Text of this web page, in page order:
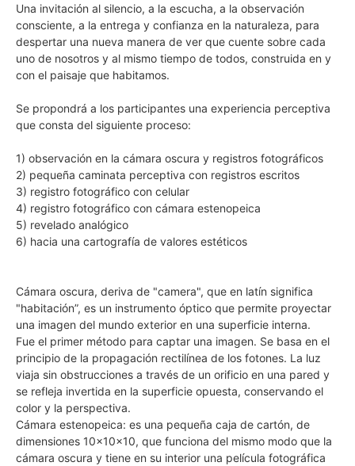
Una invitación al silencio, a la escucha, a la observación
consciente, a la entrega y confianza en la naturaleza, para
despertar una nueva manera de ver que cuente sobre cada
uno de nosotros y al mismo tiempo de todos, construida en y
con el paisaje que habitamos.
Se propondrá a los participantes una experiencia perceptiva
que consta del siguiente proceso:
1) observación en la cámara oscura y registros fotográficos
2) pequeña caminata perceptiva con registros escritos
3) registro fotográfico con celular
4) registro fotográfico con cámara estenopeica
5) revelado analógico
6) hacia una cartografía de valores estéticos
Cámara oscura, deriva de "camera", que en latín significa
"habitación”, es un instrumento óptico que permite proyectar
una imagen del mundo exterior en una superficie interna.
Fue el primer método para captar una imagen. Se basa en el
principio de la propagación rectilínea de los fotones. La luz
viaja sin obstrucciones a través de un orificio en una pared y
se refleja invertida en la superficie opuesta, conservando el
color y la perspectiva.
Cámara estenopeica: es una pequeña caja de cartón, de
dimensiones 10x10x10, que funciona del mismo modo que la
cámara oscura y tiene en su interior una película fotográfica